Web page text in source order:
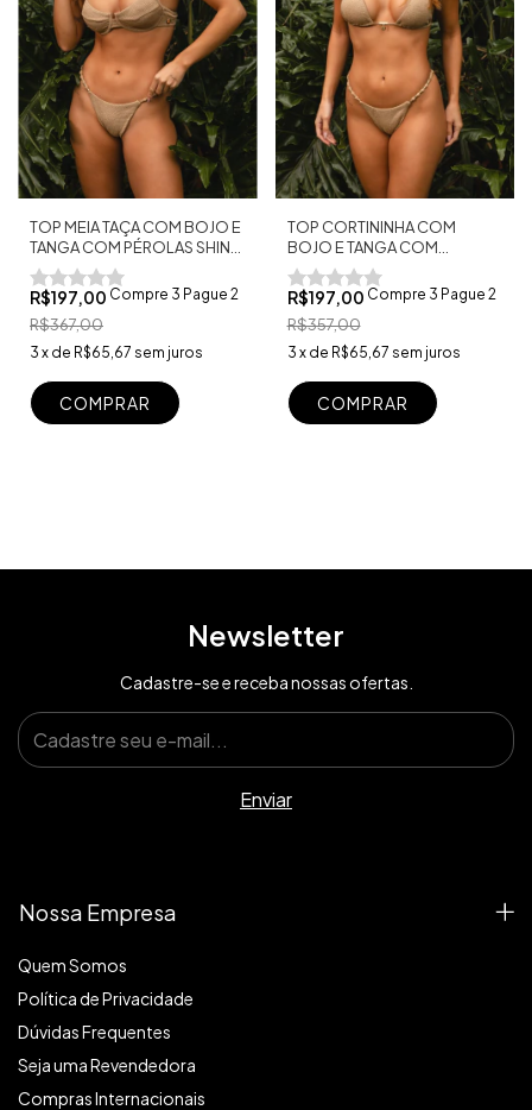
TOP MEIA TAÇA COM BOJO E
TANGA COM PÉROLAS SHINE
NUDE
R$197,00 Compre 3 Pague 2
R$367,00
3 x de R$65,67 sem juros
COMPRAR
TOP CORTININHA COM
BOJO E TANGA COM
PÉROLAS SHINE NUDE
R$197,00 Compre 3 Pague 2
R$357,00
3 x de R$65,67 sem juros
COMPRAR
Newsletter
Cadastre-se e receba nossas ofertas.
Nossa Empresa
Quem Somos
Política de Privacidade
Dúvidas Frequentes
Seja uma Revendedora
Compras Internacionais